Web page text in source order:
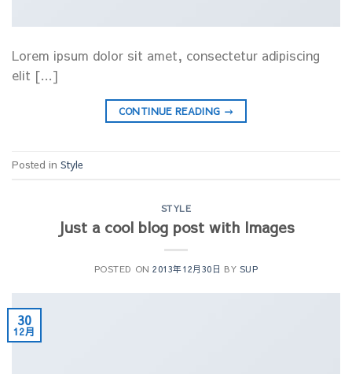
Lorem ipsum dolor sit amet, consectetur adipiscing
elit […]
CONTINUE READING →
Posted in Style
STYLE
Just a cool blog post with Images
POSTED ON2013年12月30日 BY SUP
30
12月